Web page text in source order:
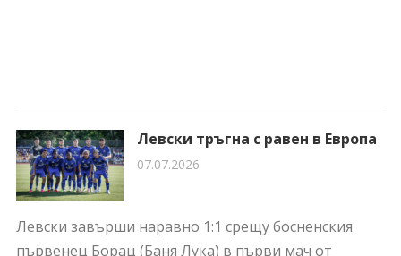
Левски тръгна с равен в Европа
07.07.2026
Левски завърши наравно 1:1 срещу босненския
първенец Борац (Баня Лука) в първи мач от